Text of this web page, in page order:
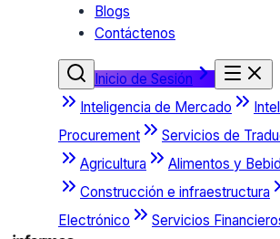
Blogs
Contáctenos
Inicio de Sesión
Inteligencia de Mercado
Procurement
Servicios de
Agricultura
Alimentos y
Construcción e infraestructura
Electrónico
Servicios